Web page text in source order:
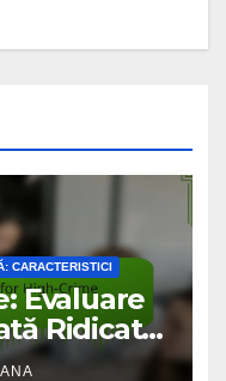
CARACTERISTICI
Evaluare
Ridicată